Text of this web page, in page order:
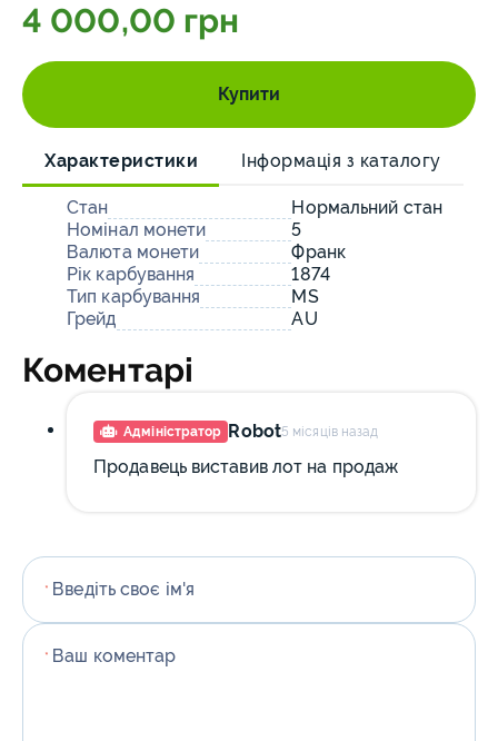
4 000,00 грн
Купити
Характеристики Інформація з каталогу
Стан
Нормальний стан
Номінал монети
5
Валюта монети
Франк
Рік карбування
1874
Тип карбування
MS
Грейд
AU
Коментарі
Адміністратор Robot5 місяців назад
Продавець виставив лот на продаж
* Введіть своє ім'я
* Ваш коментар